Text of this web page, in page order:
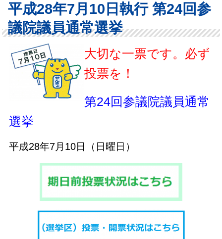
平成28年7月10日執行 第24回参
議院議員通常選挙
大切な一票です。必ず
投票を！
第24回参議院議員通常
選挙
平成28年7月10日（日曜日）